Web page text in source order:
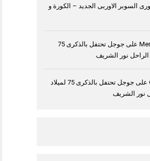
السوبر الاوربى الجديد – الكورة و
على
جوجل تحتفل بالذكرى 75
الراحل نور الشريف
على
جوجل تحتفل بالذكرى 75 لميلاد
نور الشريف